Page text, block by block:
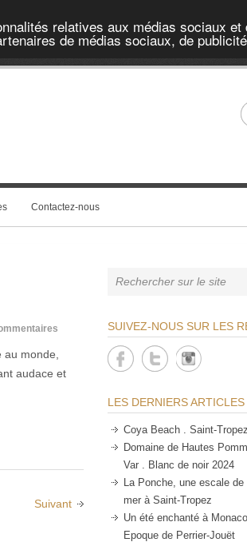
relatives aux médias sociaux et
de médias sociaux, de
Contactez-nous
monde,
audace et
Suivant
SUIVEZ-NOUS SUR LES
LES DERNIERS
Coya Beach . Saint-Tropez
Domaine de Hautes
Var . Blanc de noir 2024
La Ponche, une escale
mer à Saint-Tropez
Un été enchanté à
Epoque de Perrier-Jouët